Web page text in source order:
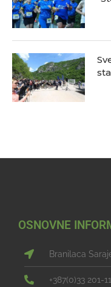
OSNOVNE
Branilaca
+387(0)33 201-